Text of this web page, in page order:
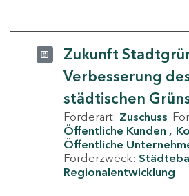
Zukunft
Verbesserung
städtischen
Förderart: Zuschuss
Öffentliche Kunden
Öffentliche
Förderzweck:
Regionalentwicklung